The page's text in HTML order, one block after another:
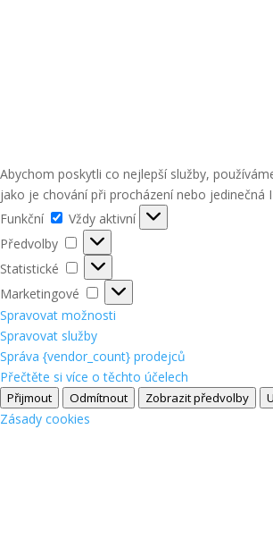
Abychom poskytli co nejlepší služby,
jako je chování při procházení nebo
Funkční
Funkční
Vždy aktivní
Předvolby
Předvolby
Statistické
Statistické
Marketingové
Marketingové
Spravovat možnosti
Spravovat služby
Správa {vendor_count} prodejců
Přečtěte si více o těchto účelech
Přijmout Odmítnout Zobrazit předvolby
Zásady cookies